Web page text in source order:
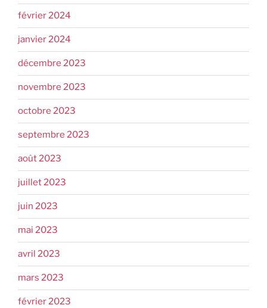
février 2024
janvier 2024
décembre 2023
novembre 2023
octobre 2023
septembre 2023
août 2023
juillet 2023
juin 2023
mai 2023
avril 2023
mars 2023
février 2023